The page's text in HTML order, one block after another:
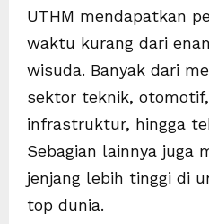
UTHM mendapatkan
waktu kurang dari
wisuda. Banyak dari
sektor teknik,
infrastruktur, hingga
Sebagian lainnya juga
jenjang lebih tinggi di
top dunia.